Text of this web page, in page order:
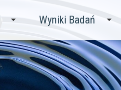
Wyniki Badań